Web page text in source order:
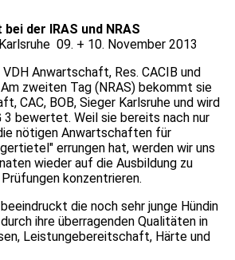
der IRAS und NRAS
09. + 10. November 2013
Anwartschaft, Res. CACIB und
zweiten Tag (NRAS) bekommt sie
CAC, BOB, Sieger Karlsruhe und wird
3 bewertet. Weil sie bereits nach nur
nötigen Anwartschaften für
errungen hat, werden wir uns
wieder auf die Ausbildung zu
konzentrieren.
die noch sehr junge Hündin
ihre überragenden Qualitäten in
Leistungebereitschaft, Härte und